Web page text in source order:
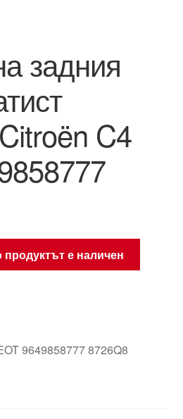
задния
C4
продуктът е наличен
9649858777 8726Q8